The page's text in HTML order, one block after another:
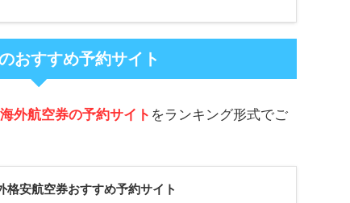
おすすめ予約サイト
海外航空券の予約サイト をランキング形式でご
格安航空券おすすめ予約サイト